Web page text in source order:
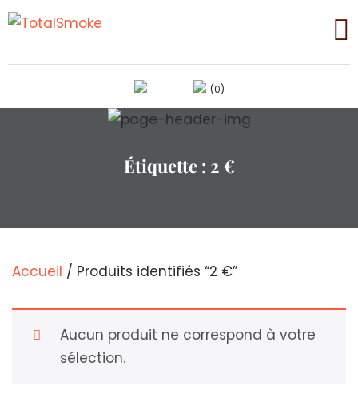
(0)
Étiquette : 2 €
Accueil / Produits identifiés “2 €”
Aucun produit ne correspond à votre
sélection.